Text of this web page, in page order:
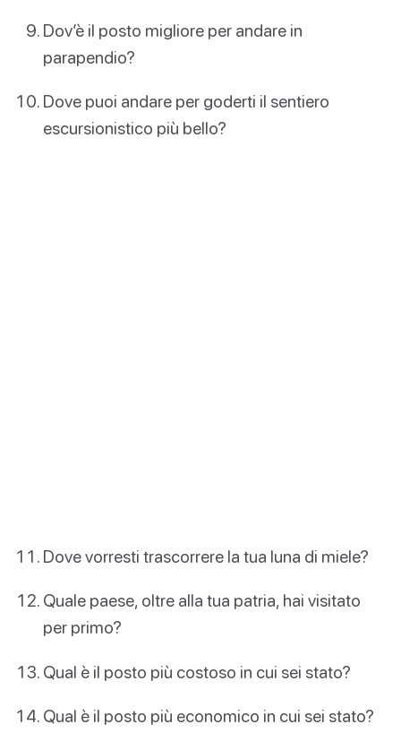
Dov’è il posto migliore per andare in
parapendio?
Dove puoi andare per goderti il sentiero
escursionistico più bello?
Dove vorresti trascorrere la tua luna di miele?
Quale paese, oltre alla tua patria, hai visitato
per primo?
Qual è il posto più costoso in cui sei stato?
Qual è il posto più economico in cui sei stato?